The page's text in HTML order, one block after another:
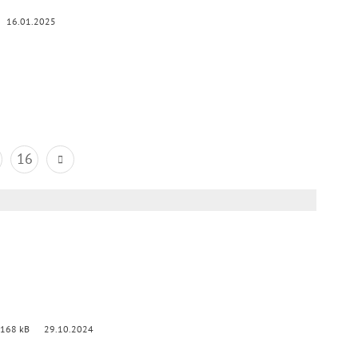
16.01.2025
16
kB 29.10.2024